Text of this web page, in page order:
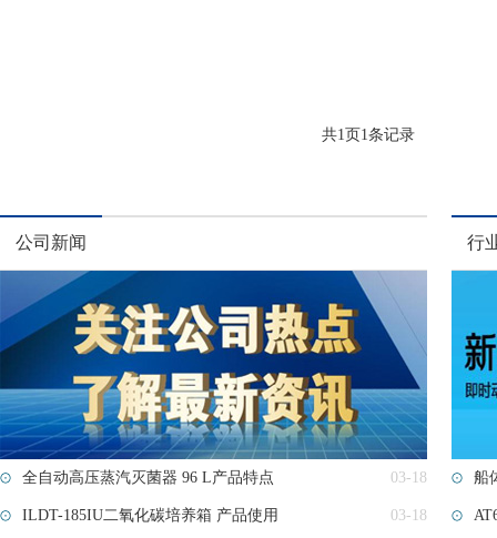
共1页1条记录
公司新闻
全自动高压蒸汽灭菌器 96 L产品特点 03-18
ILDT-185IU二氧化碳培养箱 产品使用 03-18
行
船